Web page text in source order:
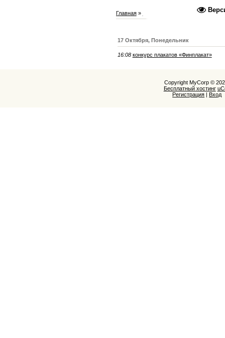
Главная»
17 Октября, Понедельник
16:08 конкурс плакатов «Финплакат»
Copyright MyCorp ©
Бесплатный хостинг
Регистрация
Вход